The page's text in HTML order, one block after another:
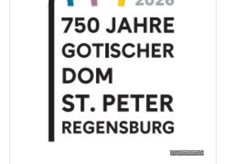
© Domplatz 5